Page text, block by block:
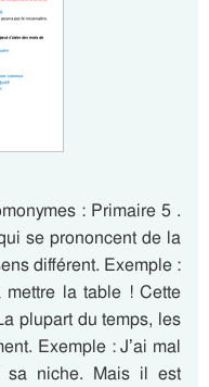
: Primaire 5 .
se prononcent de la
différent. Exemple :
la table ! Cette
plupart du temps, les
Exemple : J’ai mal
sa niche. Mais il est